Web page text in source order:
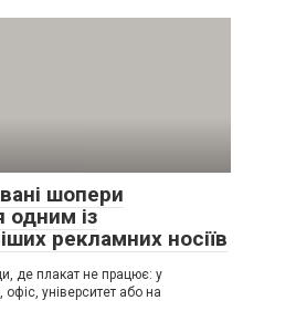
шопери
із
рекламних носіїв
де плакат не працює: у
університет або на